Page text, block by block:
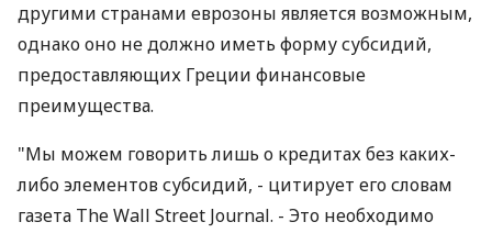
другими странами еврозоны является возможным,
однако оно не должно иметь форму субсидий,
предоставляющих Греции финансовые
преимущества.
"Мы можем говорить лишь о кредитах без каких-
либо элементов субсидий, - цитирует его словам
газета The Wall Street Journal. - Это необходимо